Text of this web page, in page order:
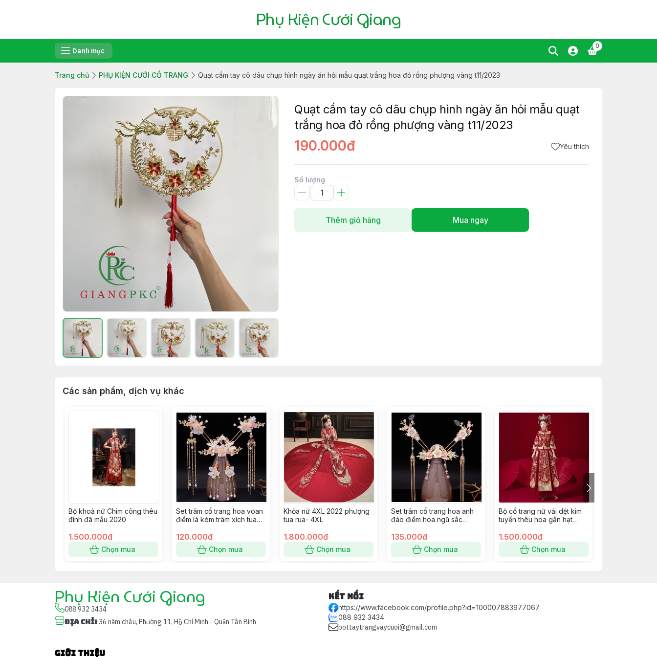
Phụ Kiện Cưới Giang
Danh mục
0
Trang chủ PHỤ KIỆN CƯỚI CỔ TRANG Quạt cầm tay cô dâu chụp hình ngày ăn hỏi mẫu quạt trắng hoa đỏ rồng phượng vàng t11/2023
Quạt cầm tay cô dâu chụp hình ngày ăn hỏi mẫu quạt
trắng hoa đỏ rồng phượng vàng t11/2023
190.000đ Yêu thích
Số lượng
Thêm giỏ hàng Mua ngay
Các sản phẩm, dịch vụ khác
Bộ khoả nữ Chim công thêu
đính đã mẫu 2020
1.500.000đ
Chọn mua
Set trâm cổ trang hoa voan
điểm lá kèm trâm xích tua
120.000đ
Chọn mua
Khỏa nữ 4XL 2022 phượng
tua rua- 4XL
1.800.000đ
Chọn mua
Set trâm cổ trang hoa anh
đào điểm hoa ngũ sắc
135.000đ
Chọn mua
Bộ cổ trang nữ vải dệt kim
tuyến thêu hoa gắn hạt
Giangpkc
1.500.000đ
Chọn mua
Phụ Kiện Cưới Giang
088 932 3434
Địa chỉ: 36 năm châu, Phường 11, Hồ Chí Minh - Quận Tân Bình
Kết nối
https://www.facebook.com/profile.php?id=100007883977067
088 932 3434
bottaytrangvaycuoi@gmail.com
Giới thiệu